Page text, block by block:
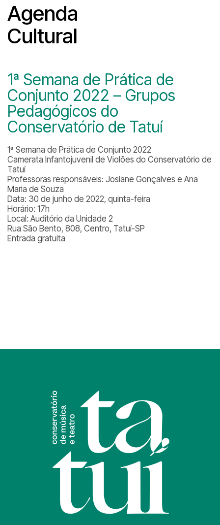
Agenda
Cultural
1ª Semana de Prática de
Conjunto 2022 – Grupos
Pedagógicos do
Conservatório de Tatuí
1ª Semana de Prática de Conjunto 2022
Camerata Infantojuvenil de Violões do Conservatório de
Tatuí
Professoras responsáveis: Josiane Gonçalves e Ana
Maria de Souza
Data: 30 de junho de 2022, quinta-feira
Horário: 17h
Local: Auditório da Unidade 2
Rua São Bento, 808, Centro, Tatuí-SP
Entrada gratuita